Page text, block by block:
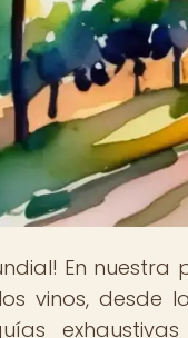
En
vinos, desde